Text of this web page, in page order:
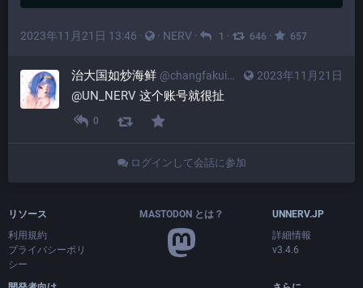
2023年11月21日 13:46 · · NERV · 1 · 646 · 657
2023年11月21日
治大国如炒海鲜 @changfakui@miniwa.moe
@UN_NERV 这个账号就很扯
0
ログインして会話に参加
リソース
利用規約
プライバシーポリ
シー
MASTODON とは？
UNNERV.JP
詳細情報
v3.4.6